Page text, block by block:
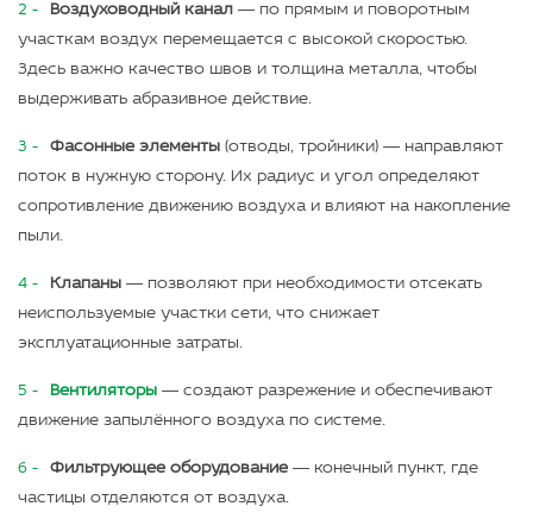
Воздуховодный канал — по прямым и поворотным
участкам воздух перемещается с высокой скоростью.
Здесь важно качество швов и толщина металла, чтобы
выдерживать абразивное действие.
Фасонные элементы (отводы, тройники) — направляют
поток в нужную сторону. Их радиус и угол определяют
сопротивление движению воздуха и влияют на накопление
пыли.
Клапаны — позволяют при необходимости отсекать
неиспользуемые участки сети, что снижает
эксплуатационные затраты.
Вентиляторы — создают разрежение и обеспечивают
движение запылённого воздуха по системе.
Фильтрующее оборудование — конечный пункт, где
частицы отделяются от воздуха.